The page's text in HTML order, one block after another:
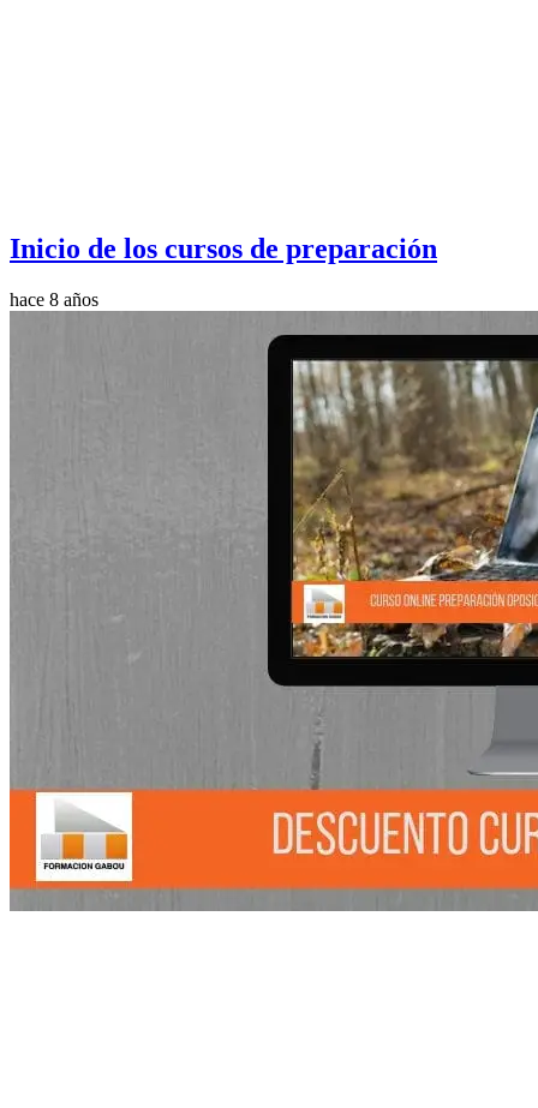
Inicio de los cursos de preparación
hace 8 años